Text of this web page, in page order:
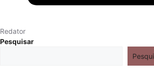
Redator
Pesquisar